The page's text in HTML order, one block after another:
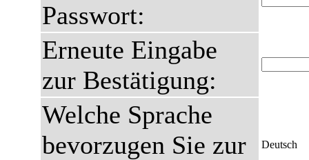
Passwort:
Erneute Eingabe
zur Bestätigung:
Welche Sprache
bevorzugen Sie zur
Deutsch